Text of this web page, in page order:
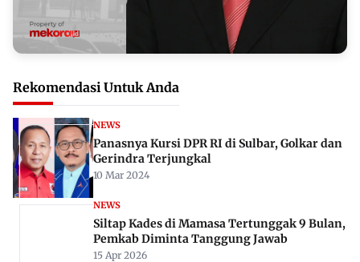
Rekomendasi Untuk Anda
NEWS
Panasnya Kursi DPR RI di Sulbar, Golkar dan
Gerindra Terjungkal
10 Mar 2024
NEWS
Siltap Kades di Mamasa Tertunggak 9 Bulan,
Pemkab Diminta Tanggung Jawab
15 Apr 2026